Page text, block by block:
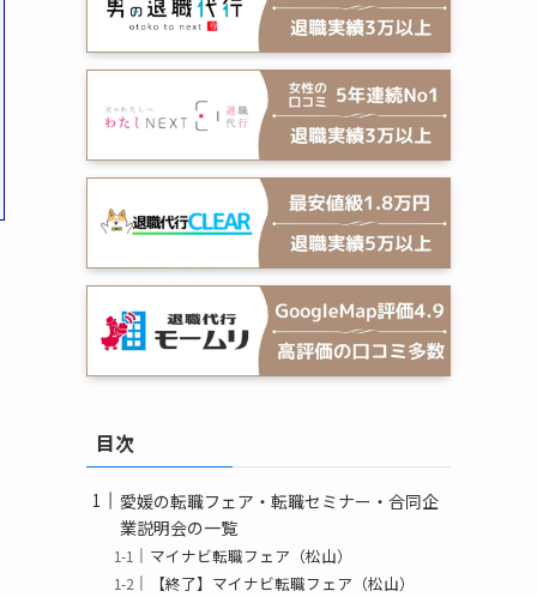
目次
愛媛の転職フェア・転職セミナー・合同企
業説明会の一覧
マイナビ転職フェア（松山）
【終了】マイナビ転職フェア（松山）